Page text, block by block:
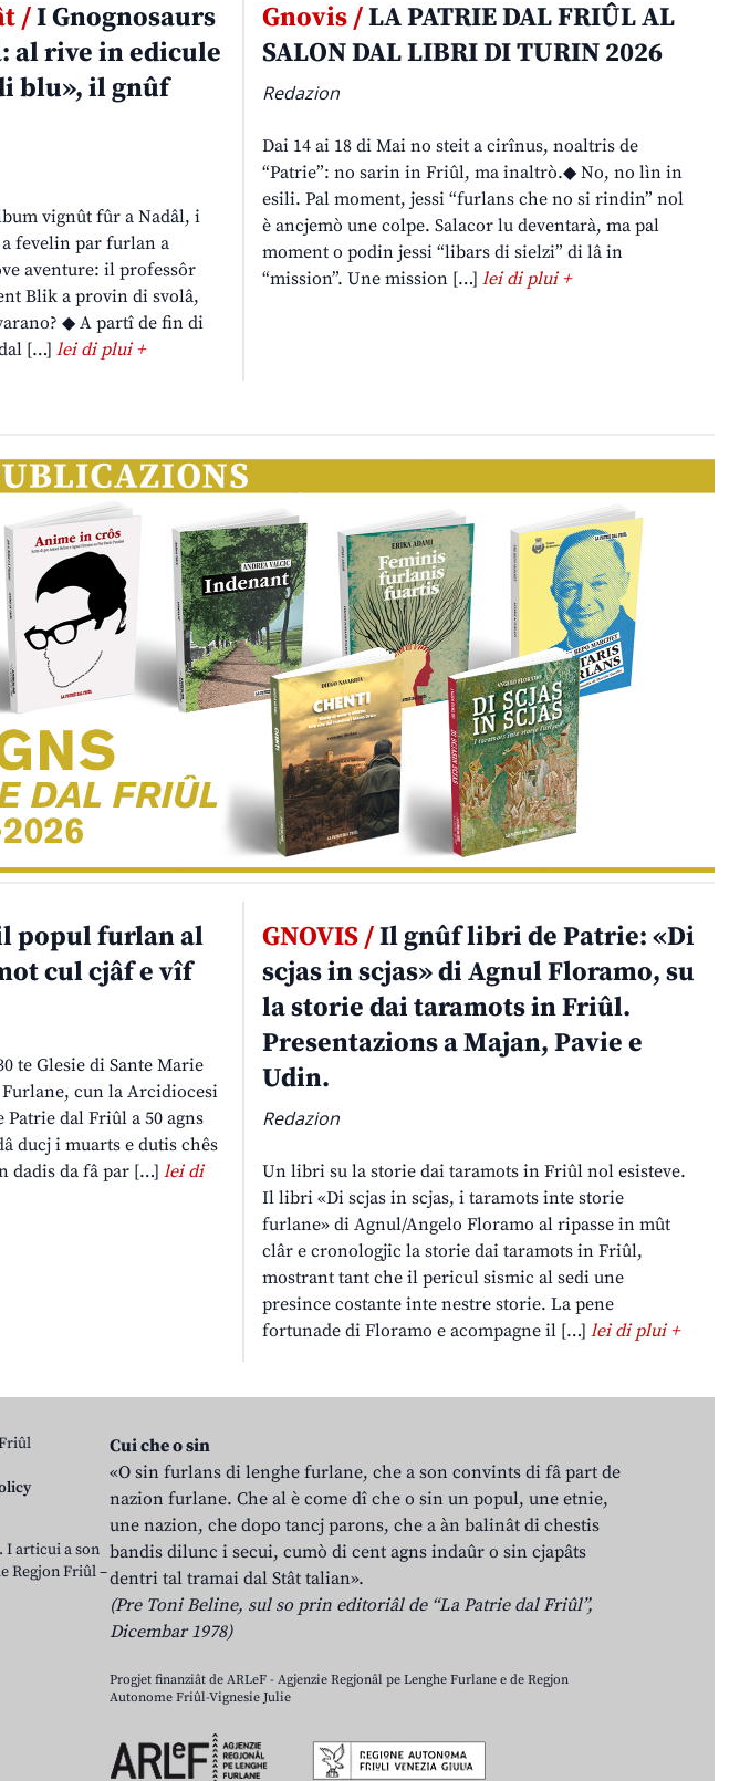
/I Gnognosaurs
al rive in edicule
blu», il gnûf
vignût fûr a Nadâl, i
fevelin par furlan a
aventure: il professôr
Blik a provin di svolâ,
◆ A partî de fin di
[…] lei di plui +
Gnovis /LA PATRIE DAL FRIÛL AL
SALON DAL LIBRI DI TURIN 2026
Redazion
Dai 14 ai 18 di Mai no steit a cirînus, noaltris de
“Patrie”: no sarin in Friûl, ma inaltrò.◆ No, no lìn in
esili. Pal moment, jessi “furlans che no si rindin” nol
è ancjemò une colpe. Salacor lu deventarà, ma pal
moment o podin jessi “libars di sielzi” di lâ in
“mission”. Une mission […]lei di plui +
popul furlan al
cul cjâf e vîf
te Glesie di Sante Marie
cun la Arcidiocesi
dal Friûl a 50 agns
ducj i muarts e dutis chês
dadis da fâ par […] lei di
GNOVIS /Il gnûf libri de Patrie: «Di
scjas in scjas» di Agnul Floramo, su
la storie dai taramots in Friûl.
Presentazions a Majan, Pavie e
Udin.
Redazion
Un libri su la storie dai taramots in Friûl nol esisteve.
Il libri «Di scjas in scjas, i taramots inte storie
furlane» di Agnul/Angelo Floramo al ripasse in mût
clâr e cronologjic la storie dai taramots in Friûl,
mostrant tant che il pericul sismic al sedi une
presince costante inte nestre storie. La pene
fortunade di Floramo e acompagne il […]lei di plui +
I articui a son
Regjon Friûl –
Cui che o sin
«O sin furlans di lenghe furlane, che a son convints di fâ part de
nazion furlane. Che al è come dî che o sin un popul, une etnie,
une nazion, che dopo tancj parons, che a àn balinât di chestis
bandis dilunc i secui, cumò di cent agns indaûr o sin cjapâts
dentri tal tramai dal Stât talian».
(Pre Toni Beline, sul so prin editoriâl de “La Patrie dal Friûl”,
Dicembar 1978)
Progjet finanziât de ARLeF - Agjenzie Regjonâl pe Lenghe Furlane e de Regjon
Autonome Friûl-Vignesie Julie